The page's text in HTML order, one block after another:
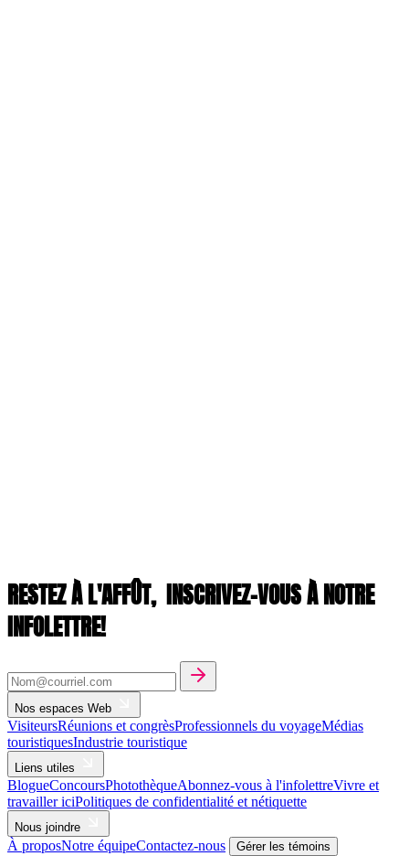
RESTEZ À L'AFFÛT, INSCRIVEZ-VOUS À NOTRE
INFOLETTRE!
Nos espaces Web
VisiteursRéunions et congrèsProfessionnels du voyageMédias
touristiquesIndustrie touristique
Liens utiles
BlogueConcoursPhotothèqueAbonnez-vous à l'infolettreVivre et
travailler iciPolitiques de confidentialité et nétiquette
Nous joindre
À proposNotre équipeContactez-nous Gérer les témoins